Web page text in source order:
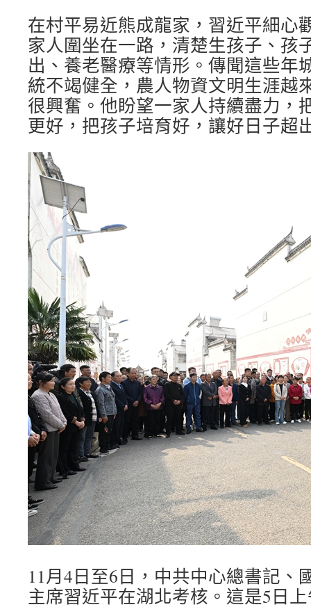
在村平易近熊成龍家，習近平細心
家人圍坐在一路，清楚生孩子、孩
出、養老醫療等情形。傳聞這些年
統不竭健全，農人物資文明生涯越
很興奮。他盼望一家人持續盡力，
更好，把孩子培育好，讓好日子超
11月4日至6日，中共中心總書記、
主席習近平在湖北考核。這是5日